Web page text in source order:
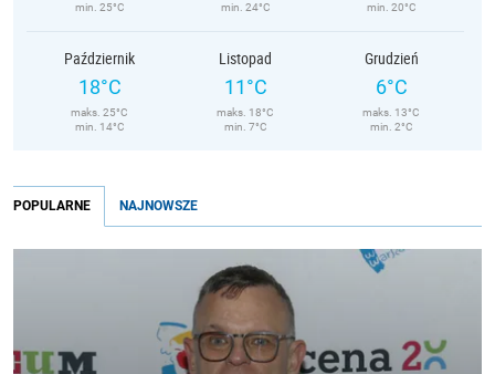
min. 25°C
min. 24°C
min. 20°C
Październik
18°C
maks. 25°C
min. 14°C
Listopad
11°C
maks. 18°C
min. 7°C
Grudzień
6°C
maks. 13°C
min. 2°C
POPULARNE NAJNOWSZE